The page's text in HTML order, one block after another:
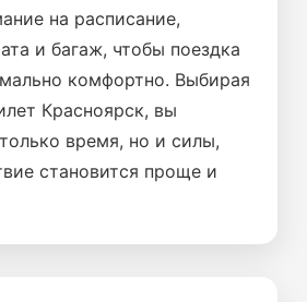
на расписание,
и багаж, чтобы поездка
комфортно. Выбирая
Красноярск, вы
время, но и силы,
становится проще и